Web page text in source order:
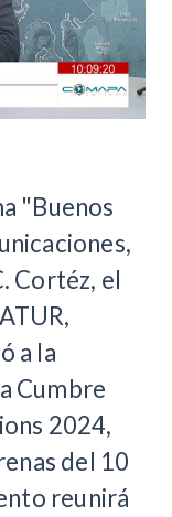
"Buenos
Cortéz, el
a la
Cumbre
2024,
del 10
reunirá